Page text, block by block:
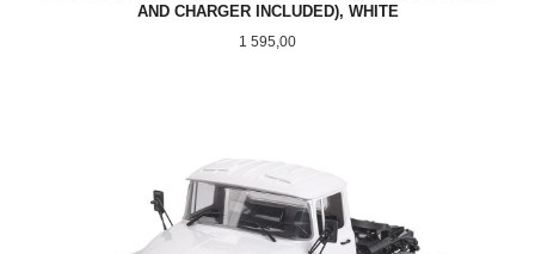
AND CHARGER INCLUDED), WHITE
Pris
1 595,00